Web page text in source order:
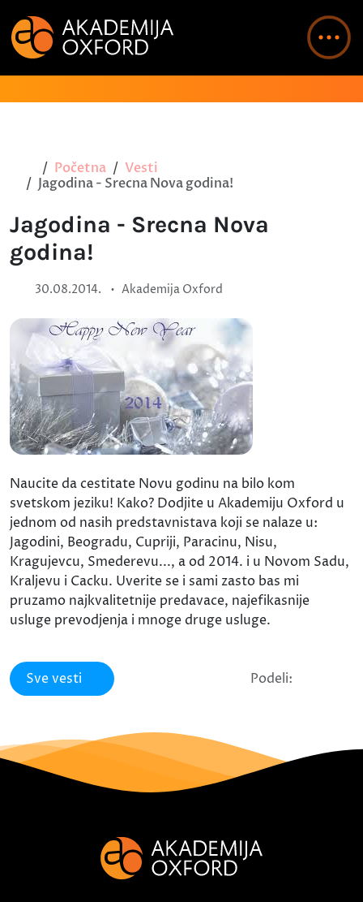
Početna
Vesti
Jagodina - Srecna Nova godina!
Jagodina - Srecna Nova
godina!
30.08.2014. • Akademija Oxford
Naucite da cestitate Novu godinu na bilo kom
svetskom jeziku! Kako? Dodjite u Akademiju Oxford u
jednom od nasih predstavnistava koji se nalaze u:
Jagodini, Beogradu, Cupriji, Paracinu, Nisu,
Kragujevcu, Smederevu..., a od 2014. i u Novom Sadu,
Kraljevu i Cacku. Uverite se i sami zasto bas mi
pruzamo najkvalitetnije predavace, najefikasnije
usluge prevodjenja i mnoge druge usluge.
Sve vesti Podeli: